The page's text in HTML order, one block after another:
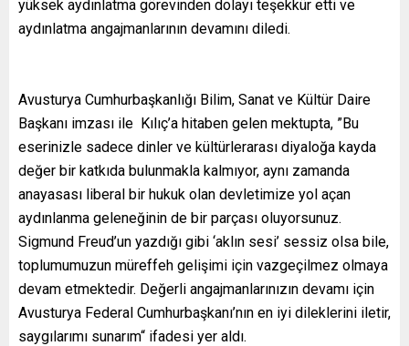
yüksek aydınlatma görevinden dolayı teşekkür etti ve
aydınlatma angajmanlarının devamını diledi.
Avusturya Cumhurbaşkanlığı Bilim, Sanat ve Kültür Daire
Başkanı imzası ile Kılıç’a hitaben gelen mektupta, ”Bu
eserinizle sadece dinler ve kültürlerarası diyaloğa kayda
değer bir katkıda bulunmakla kalmıyor, aynı zamanda
anayasası liberal bir hukuk olan devletimize yol açan
aydınlanma geleneğinin de bir parçası oluyorsunuz.
Sigmund Freud’un yazdığı gibi ‘aklın sesi’ sessiz olsa bile,
toplumumuzun müreffeh gelişimi için vazgeçilmez olmaya
devam etmektedir. Değerli angajmanlarınızın devamı için
Avusturya Federal Cumhurbaşkanı’nın en iyi dileklerini iletir,
saygılarımı sunarım“ ifadesi yer aldı.